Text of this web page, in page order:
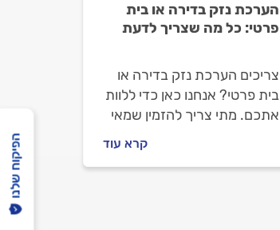
הערכת נזק בדירה או בית
פרטי: כל מה שצריך לדעת
צריכים הערכת נזק בדירה או
בית פרטי? אנחנו כאן כדי ללוות
אתכם. מתי צריך להזמין שמאי
תעלה הערכת הנזק? כל
התשובות לפניכם.
קרא עוד הפיקוח שלנו